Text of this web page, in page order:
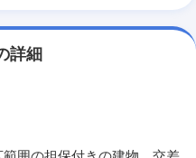
詳細